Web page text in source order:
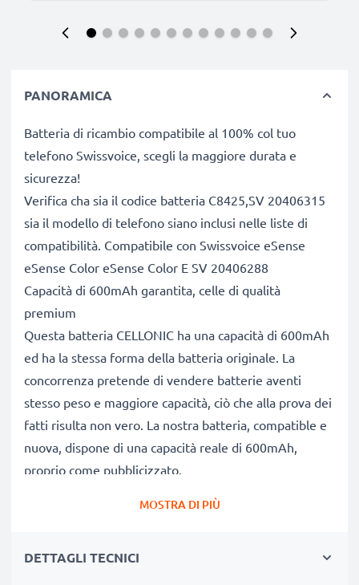
PANORAMICA
Batteria di ricambio compatibile al 100% col tuo
telefono Swissvoice, scegli la maggiore durata e
sicurezza!
Verifica cha sia il codice batteria C8425,SV 20406315
sia il modello di telefono siano inclusi nelle liste di
compatibilità. Compatibile con Swissvoice eSense
eSense Color eSense Color E SV 20406288
Capacità di 600mAh garantita, celle di qualità
premium
Questa batteria CELLONIC ha una capacità di 600mAh
ed ha la stessa forma della batteria originale. La
concorrenza pretende di vendere batterie aventi
stesso peso e maggiore capacità, ciò che alla prova dei
fatti risulta non vero. La nostra batteria, compatible e
nuova, dispone di una capacità reale di 600mAh,
proprio come pubblicizzato.
continuamente altissime performance in termini di
MOSTRA DI PIÙ
DETTAGLI TECNICI